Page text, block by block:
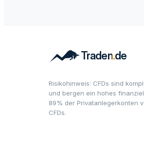
Risikohinweis: CFDs sind
und bergen ein hohes
89% der Privatanlegerkonten
CFDs.